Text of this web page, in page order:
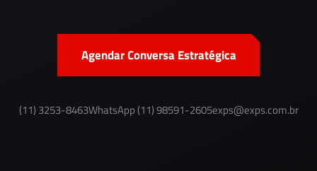
Agendar Conversa Estratégica
(11) 3253-8463WhatsApp (11) 98591-2605exps@exps.com.br